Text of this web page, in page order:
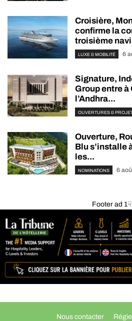
Croisière,
confirme la
troisième
LUXE & MOBILITÉ 6
Signature,
Group entre à
l’Andhra...
OUVERTURES &
Ouverture,
Blu s’installe
les...
NOMINATIONS 6
Footer ad 1☟
Nous contacter